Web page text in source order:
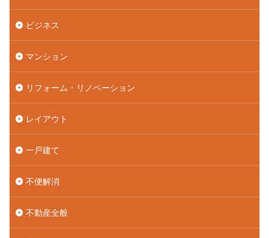
ビジネス
マンション
リフォーム・リノベーション
レイアウト
一戸建て
不便解消
不動産全般